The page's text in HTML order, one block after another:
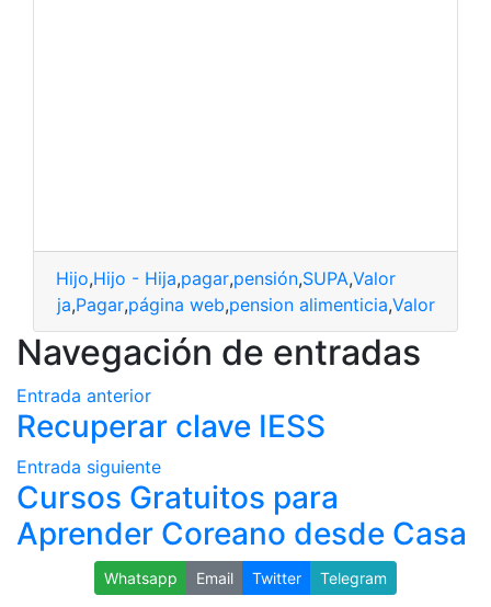
Hijo,Hijo - Hija,pagar,pensión,SUPA,Valor
- Hija,Pagar,página web,pension alimenticia,Valor
Navegación de entradas
Entrada anterior
Recuperar clave IESS
Entrada siguiente
Cursos Gratuitos para
Aprender Coreano desde Casa
Whatsapp Email Twitter Telegram